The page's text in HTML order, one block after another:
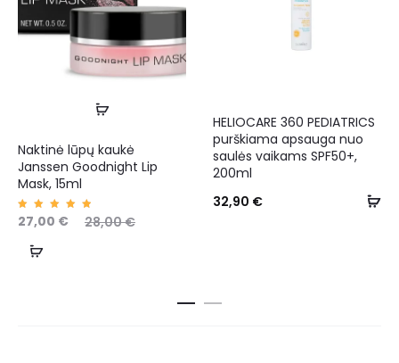
Naktinė lūpų kaukė
Janssen Goodnight Lip
Mask, 15ml
Įvertin
imas:
iš 5
28,00€
27,00 €
HELIOCARE 360 PEDIATRICS
purškiama apsauga nuo
saulės vaikams SPF50+,
200ml
32,90 €